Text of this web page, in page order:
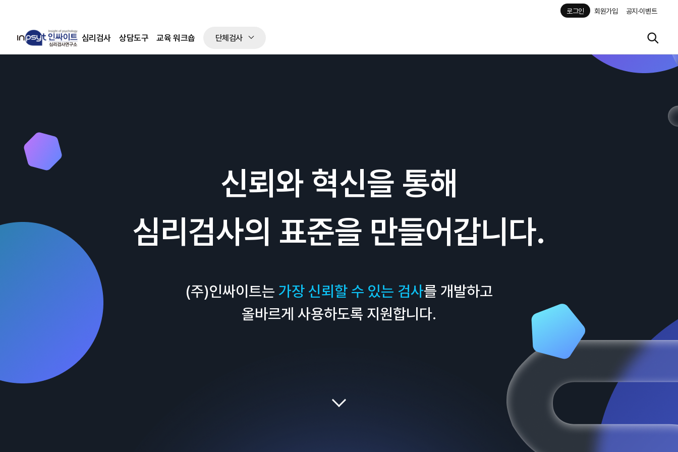
심리검사 상담도구 교육 워크숍 단체검사
로그인 회원가입 공지·이벤트
신뢰와 혁신을 통해
심리검사의 표준을 만들어갑니다.
(주)인싸이트는 가장 신뢰할 수 있는 검사를 개발하고
올바르게 사용하도록 지원합니다.